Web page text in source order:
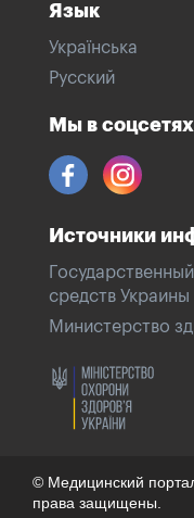
Язык
Українська
Русский
Мы в соцсетях
Источники
средств Украины
Министерство
© Медицинский
права защищены.